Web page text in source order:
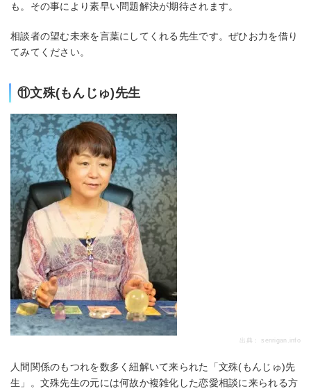
も。その事により素早い問題解決が期待されます。
相談者の望む未来を言葉にしてくれる先生です。ぜひお力を借り
てみてください。
⑪文殊(もんじゅ)先生
出典： senrigan.info
人間関係のもつれを数多く紐解いて来られた「文殊(もんじゅ)先
生」。文殊先生の元には何故か複雑化した恋愛相談に来られる方